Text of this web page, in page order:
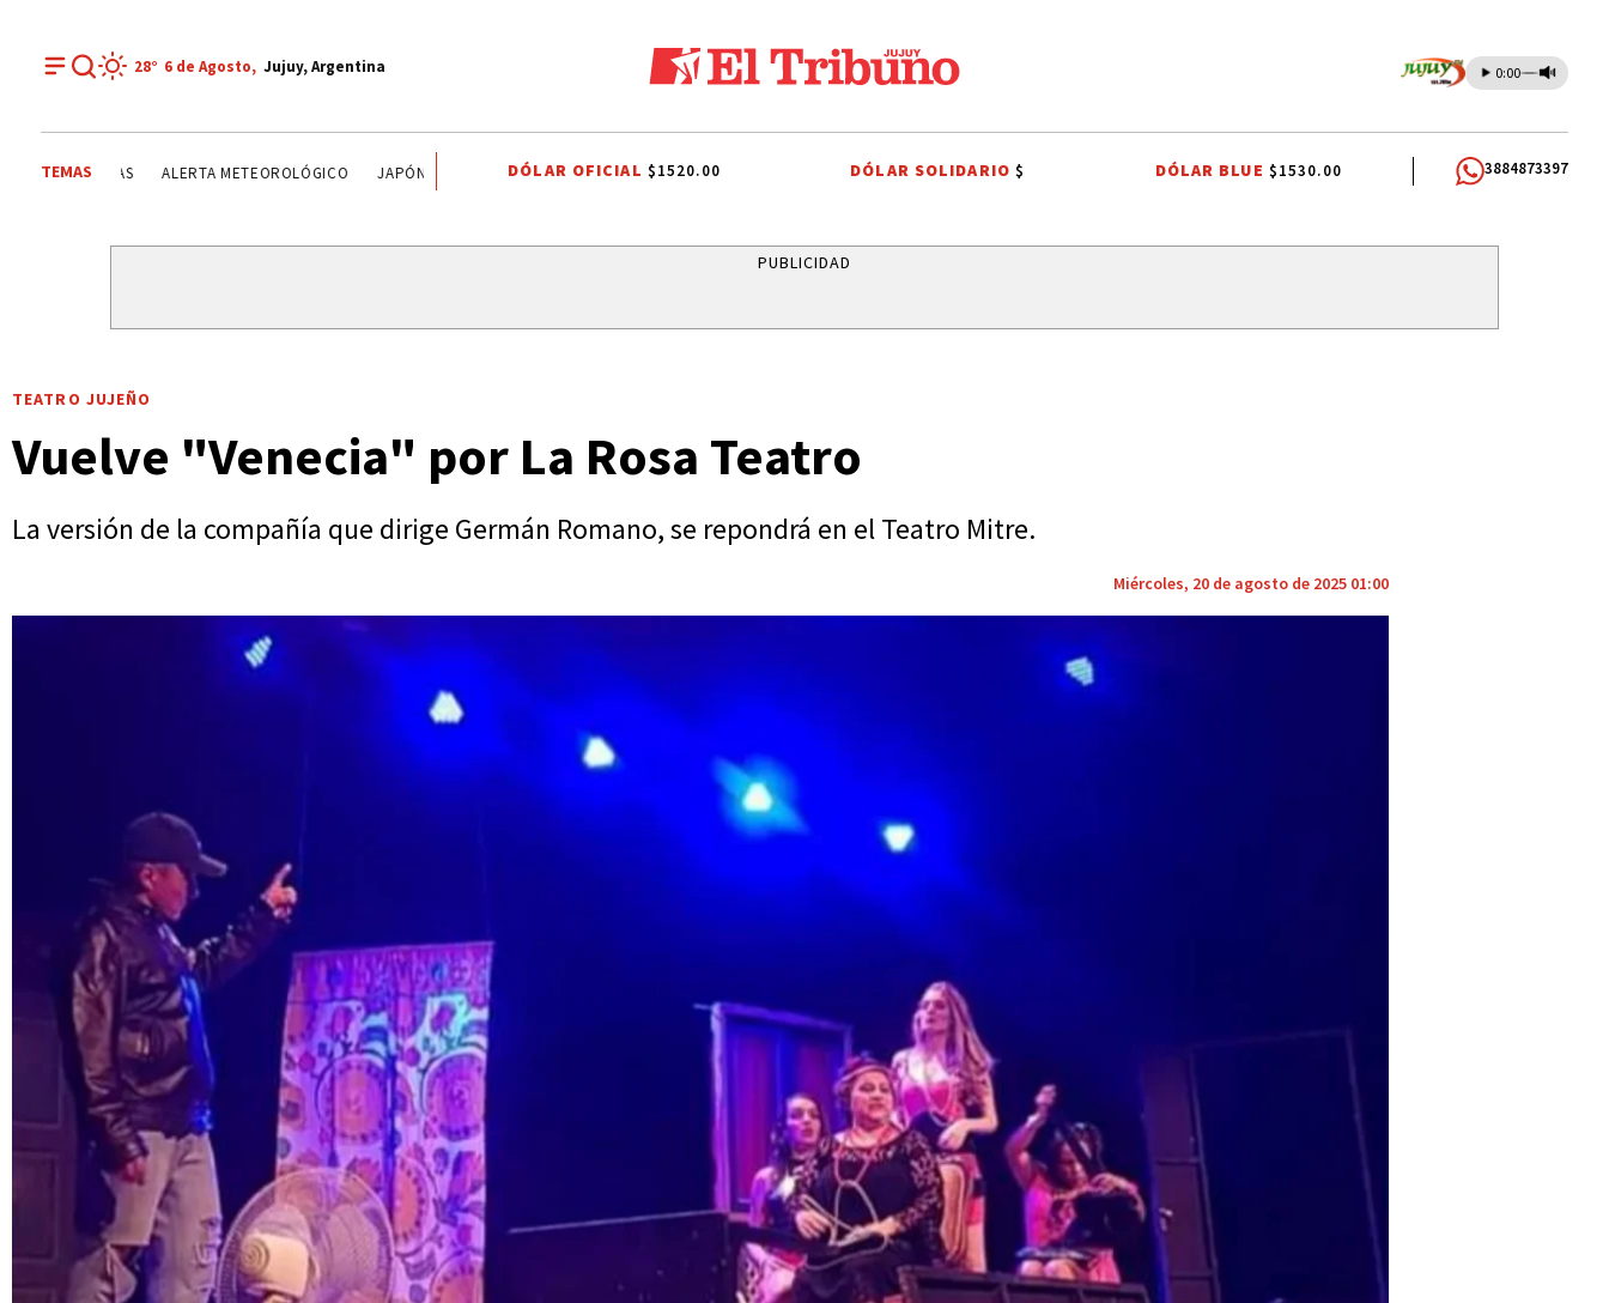
28° 6 de Agosto, Jujuy, Argentina 0:00
TEMASSENADO DE LA NACIÓN ARGENTINA TENDENCIAS ALERTA METEOROLÓGICO JAPÓN RIVER PLATE AGUA POTABLE SANTISIMO SALVADOR CARLOS SADIR
DÓLAR OFICIAL $1520.00 DÓLAR SOLIDARIO$ DÓLAR BLUE $1530.00 3884873397
PUBLICIDAD
TEATRO JUJEÑO
Vuelve "Venecia" por La Rosa Teatro
La versión de la compañía que dirige Germán Romano, se repondrá en el Teatro Mitre.
Miércoles, 20 de agosto de 2025 01:00